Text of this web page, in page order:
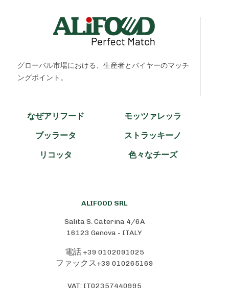
グローバル市場における、生産者とバイヤーのマッチ
ングポイント。
なぜアリフード
モッツァレッラ
ブッラータ
ストラッキーノ
リコッタ
色々なチーズ
ALIFOOD SRL
Salita S. Caterina 4/6A
16123 Genova - ITALY
電話+39 0102091025
ファックス+39 010265169
VAT: IT02357440995